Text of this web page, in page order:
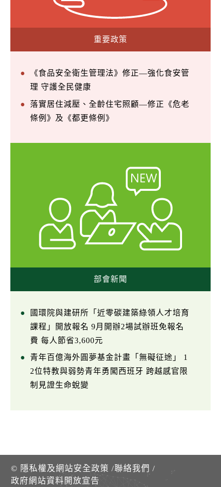
重要政策
《食品安全衛生管理法》修正—強化食安管
理 守護全民健康
落實居住減壓、全齡住宅照顧—修正《危老
條例》及《都更條例》
部會新聞
國環院與建研所「近零碳建築綠領人才培育
課程」開放報名 9月開辦2場試辦班免報名
費 每人節省3,600元
青年百億海外圓夢基金計畫「無礙征途」 1
2位特教與弱勢青年勇闖西班牙 跨越感官限
制見證生命蛻變
© 隱私權及網站安全政策 /聯絡我們 /
政府網站資料開放宣告